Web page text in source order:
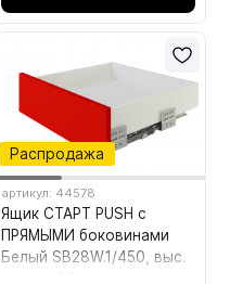
Распродажа
артикул: 44578
Ящик СТАРТ PUSH с
ПРЯМЫМИ боковинами
Белый SB28W.1/450, выс.